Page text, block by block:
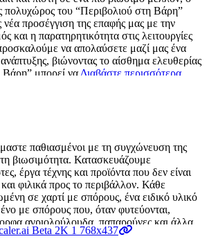
πολυχώρος του “Περιβολιού στη Βάρη”
νέα προσέγγιση της επαφής μας με την
η παρατηρητικότητα στις λειτουργίες
να απολαύσετε μαζί μας ένα
βιώνοντας το αίσθημα ελευθερίας
Βάρη” μπορεί να Διαβάστε περισσότερα…
παθιασμένοι με τη συγχώνευση της
βιωσιμότητα. Κατασκευάζουμε
έργα τέχνης και προϊόντα που δεν είναι
φιλικά προς το περιβάλλον. Κάθε
σε χαρτί με σπόρους, ένα ειδικό υλικό
με σπόρους που, όταν φυτεύονται,
αγριολούλουδα, παπαρούνες και άλλα
τα προϊόνταΔιαβάστε περισσότερα…